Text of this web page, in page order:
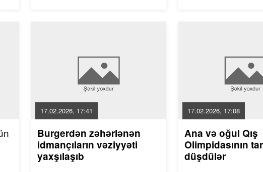
17.02.2026, 17:41
Burgerdən zəhərlənən
idmançıların vəziyyəti
yaxşılaşıb
17.02.2026, 17:08
Ana və oğul Qış
Olimpidasının
düşdülər